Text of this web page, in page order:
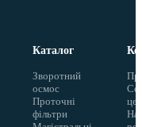
Каталог
Зворотний
осмос
Проточні
фільтри